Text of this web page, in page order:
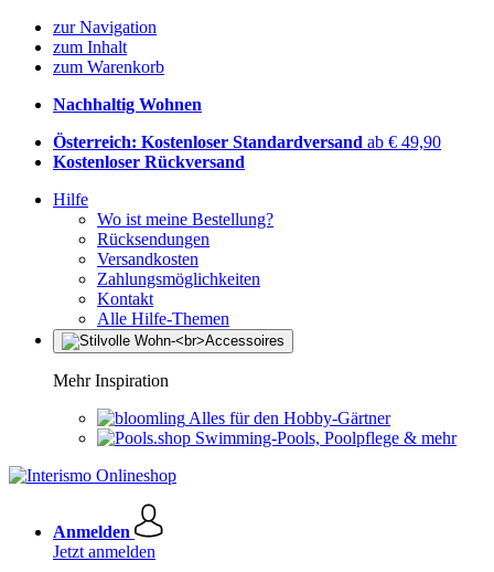
zur Navigation
zum Inhalt
zum Warenkorb
Nachhaltig Wohnen
Österreich: Kostenloser Standardversand ab € 49,90
Kostenloser Rückversand
Hilfe
Wo ist meine Bestellung?
Rücksendungen
Versandkosten
Zahlungsmöglichkeiten
Kontakt
Alle Hilfe-Themen
Mehr Inspiration
Alles für den Hobby-Gärtner
Swimming-Pools, Poolpflege & mehr
Anmelden
Jetzt anmelden